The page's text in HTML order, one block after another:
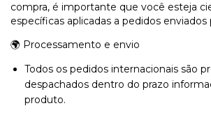
compra, é importante que você esteja
específicas aplicadas a pedidos enviados
🌍 Processamento e envio
Todos os pedidos internacionais são
despachados dentro do prazo
produto.